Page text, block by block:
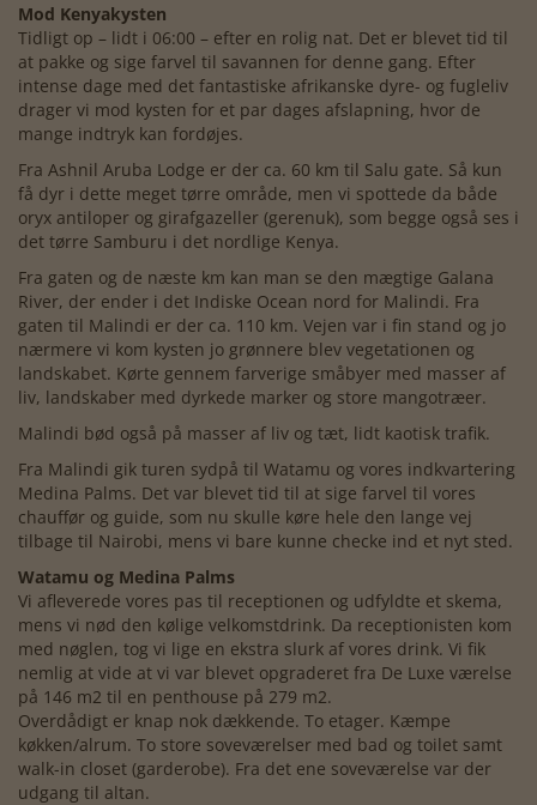
Mod Kenyakysten
Tidligt op – lidt i 06:00 – efter en rolig nat. Det er blevet tid til
at pakke og sige farvel til savannen for denne gang. Efter
intense dage med det fantastiske afrikanske dyre- og fugleliv
drager vi mod kysten for et par dages afslapning, hvor de
mange indtryk kan fordøjes.
Fra Ashnil Aruba Lodge er der ca. 60 km til Salu gate. Så kun
få dyr i dette meget tørre område, men vi spottede da både
oryx antiloper og girafgazeller (gerenuk), som begge også ses i
det tørre Samburu i det nordlige Kenya.
Fra gaten og de næste km kan man se den mægtige Galana
River, der ender i det Indiske Ocean nord for Malindi. Fra
gaten til Malindi er der ca. 110 km. Vejen var i fin stand og jo
nærmere vi kom kysten jo grønnere blev vegetationen og
landskabet. Kørte gennem farverige småbyer med masser af
liv, landskaber med dyrkede marker og store mangotræer.
Malindi bød også på masser af liv og tæt, lidt kaotisk trafik.
Fra Malindi gik turen sydpå til Watamu og vores indkvartering
Medina Palms. Det var blevet tid til at sige farvel til vores
chauffør og guide, som nu skulle køre hele den lange vej
tilbage til Nairobi, mens vi bare kunne checke ind et nyt sted.
Watamu og Medina Palms
Vi afleverede vores pas til receptionen og udfyldte et skema,
mens vi nød den kølige velkomstdrink. Da receptionisten kom
med nøglen, tog vi lige en ekstra slurk af vores drink. Vi fik
nemlig at vide at vi var blevet opgraderet fra De Luxe værelse
på 146 m2 til en penthouse på 279 m2.
Overdådigt er knap nok dækkende. To etager. Kæmpe
køkken/alrum. To store soveværelser med bad og toilet samt
walk-in closet (garderobe). Fra det ene soveværelse var der
udgang til altan.